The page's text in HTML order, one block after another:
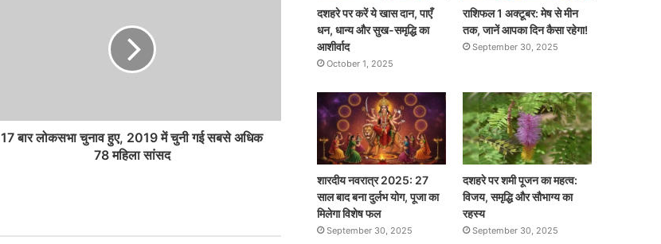
17 बार लोकसभा चुनाव हुए, 2019 में चुनी गई सबसे अधिक
78 महिला सांसद
दशहरे पर करें ये खास दान, पाएँ
धन, धान्य और सुख-समृद्धि का
आशीर्वाद
October 1, 2025
राशिफल 1 अक्टूबर: मेष से मीन
तक, जानें आपका दिन कैसा रहेगा!
September 30, 2025
शारदीय नवरात्र 2025: 27
साल बाद बना दुर्लभ योग, पूजा का
मिलेगा विशेष फल
September 30, 2025
दशहरे पर शमी पूजन का महत्व:
विजय, समृद्धि और सौभाग्य का
रहस्य
September 30, 2025